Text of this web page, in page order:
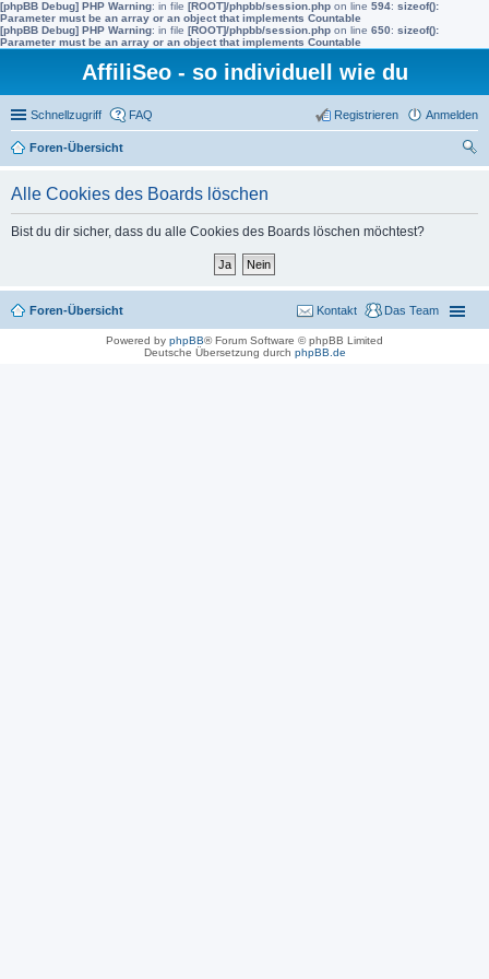
[phpBB Debug] PHP Warning: in file [ROOT]/phpbb/session.php on line 594: sizeof():
Parameter must be an array or an object that implements Countable
[phpBB Debug] PHP Warning: in file [ROOT]/phpbb/session.php on line 650: sizeof():
Parameter must be an array or an object that implements Countable
AffiliSeo - so individuell wie du
Schnellzugriff FAQ Anmelden
Registrieren
Foren-Übersicht
Alle Cookies des Boards löschen
Bist du dir sicher, dass du alle Cookies des Boards löschen möchtest?
Foren-Übersicht Das Team
Kontakt
Powered by phpBB® Forum Software © phpBB Limited
Deutsche Übersetzung durch phpBB.de